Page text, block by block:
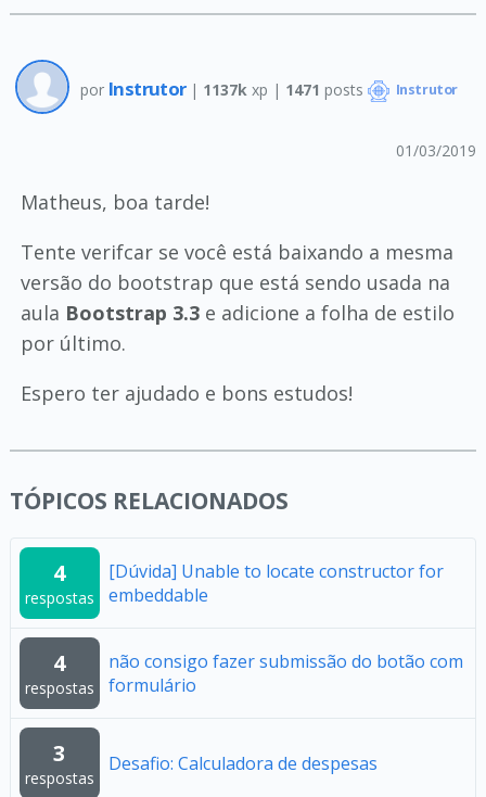
por Instrutor | 1137k xp | 1471 posts Instrutor
01/03/2019
Matheus, boa tarde!
Tente verifcar se você está baixando a mesma
versão do bootstrap que está sendo usada na
aula Bootstrap 3.3e adicione a folha de estilo
por último.
Espero ter ajudado e bons estudos!
TÓPICOS RELACIONADOS
4
respostas
[Dúvida] Unable to locate constructor for
embeddable
4
respostas
não consigo fazer submissão do botão com
formulário
3
respostas
Desafio: Calculadora de despesas